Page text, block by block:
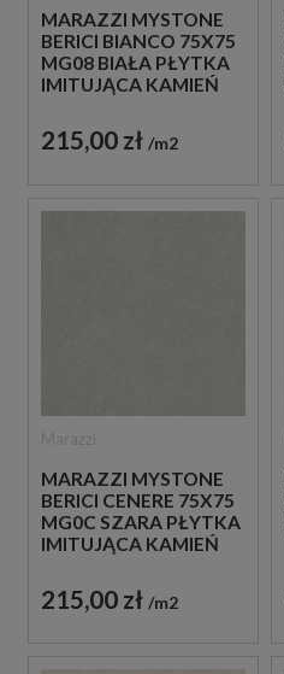
MARAZZI MYSTONE
BERICI BIANCO 75X75
MG08 BIAŁA PŁYTKA
IMITUJĄCA KAMIEŃ
215,00 zł m2
MARAZZI MYSTONE
BERICI CENERE 75X75
MG0C SZARA PŁYTKA
IMITUJĄCA KAMIEŃ
215,00 zł m2